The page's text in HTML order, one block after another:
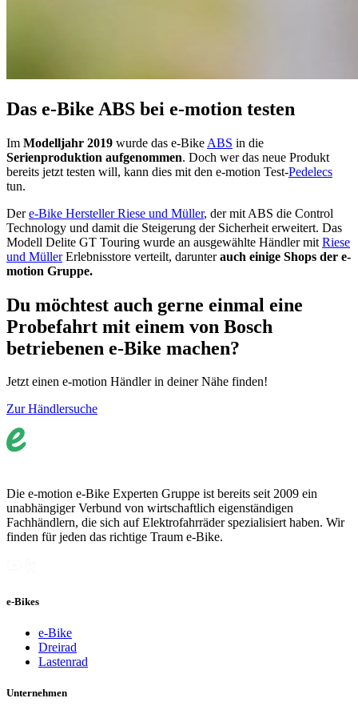
Das e-Bike ABS bei e-motion testen
Im Modelljahr 2019 wurde das e-Bike ABS in die
Serienproduktion aufgenommen. Doch wer das neue Produkt
bereits jetzt testen will, kann dies mit den e-motion Test-Pedelecs
tun.
Dere-Bike Hersteller Riese und Müller, der mit ABS die Control
Technology und damit die Steigerung der Sicherheit erweitert. Das
Modell Delite GT Touring wurde an ausgewählte Händler mit Riese
und MüllerErlebnisstore verteilt, darunterauch einige Shops der e-
motion Gruppe.
Du möchtest auch gerne einmal eine
Probefahrt mit einem von Bosch
betriebenen e-Bike machen?
Jetzt einen e-motion Händler in deiner Nähe finden!
Zur Händlersuche
Die e-motion e-Bike Experten Gruppe ist bereits seit 2009 ein
unabhängiger Verbund von wirtschaftlich eigenständigen
Fachhändlern, die sich auf Elektrofahrräder spezialisiert haben. Wir
finden für jeden das richtige Traum e-Bike.
e-Bikes
e-Bike
Dreirad
Lastenrad
Unternehmen